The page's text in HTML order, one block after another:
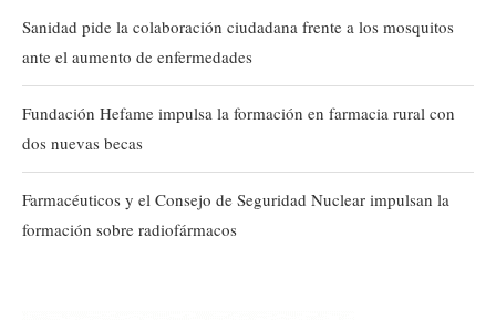
Sanidad pide la colaboración ciudadana frente a los mosquitos
ante el aumento de enfermedades
Fundación Hefame impulsa la formación en farmacia rural con
dos nuevas becas
Farmacéuticos y el Consejo de Seguridad Nuclear impulsan la
formación sobre radiofármacos